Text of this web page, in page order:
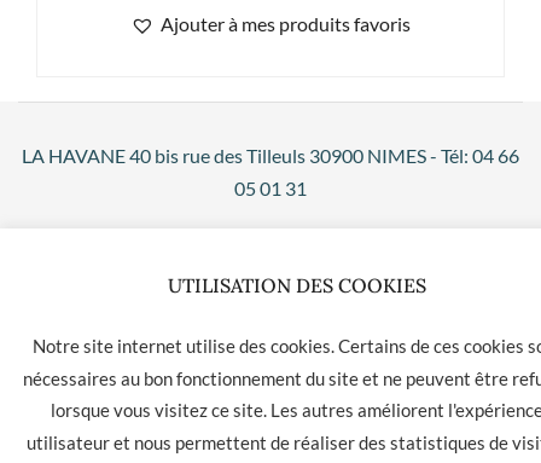
Ajouter à mes produits favoris
LA HAVANE 40 bis rue des Tilleuls 30900 NIMES - Tél: 04 66
05 01 31
UTILISATION DES COOKIES
Notre site internet utilise des cookies. Certains de ces cookies
nécessaires au bon fonctionnement du site et ne peuvent être
lorsque vous visitez ce site. Les autres améliorent
utilisateur et nous permettent de réaliser des statistiques de